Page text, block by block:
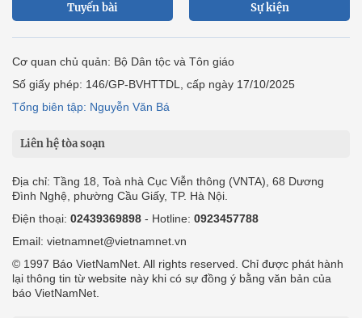
Tuyến bài Sự kiện
Cơ quan chủ quản: Bộ Dân tộc và Tôn giáo
Số giấy phép: 146/GP-BVHTTDL, cấp ngày 17/10/2025
Tổng biên tập: Nguyễn Văn Bá
Liên hệ tòa soạn
Địa chỉ: Tầng 18, Toà nhà Cục Viễn thông (VNTA), 68 Dương
Đình Nghệ, phường Cầu Giấy, TP. Hà Nội.
Điện thoại: 02439369898 - Hotline: 0923457788
Email: vietnamnet@vietnamnet.vn
© 1997 Báo VietNamNet. All rights reserved. Chỉ được phát hành
lại thông tin từ website này khi có sự đồng ý bằng văn bản của
báo VietNamNet.